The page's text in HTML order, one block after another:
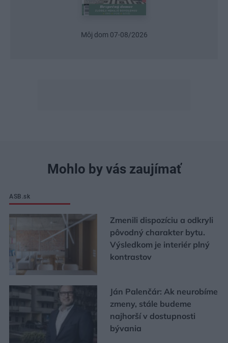
Môj dom 07-08/2026
Mohlo by vás zaujímať
ASB.sk
Zmenili dispozíciu a odkryli
pôvodný charakter bytu.
Výsledkom je interiér plný
kontrastov
Ján Palenčár: Ak neurobíme
zmeny, stále budeme
najhorší v dostupnosti
bývania